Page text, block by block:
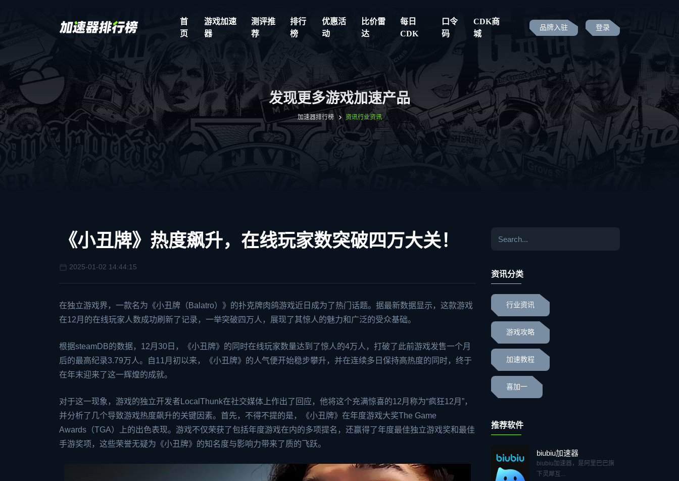
首
页
游戏加速
器
测评推
荐
排行
榜
优惠活
动
比价雷
达
每日
CDK
口令
码
CDK商
城
品牌入驻 登录
发现更多游戏加速产品
加速器排行榜 资讯行业资讯
《小丑牌》热度飙升，在线玩家数突破四万大关！
2025-01-02 14:44:15
在独立游戏界，一款名为《小丑牌（Balatro）》的扑克牌肉鸽游戏近日成为了热门话题。据最新数据显示，这款游戏
在12月的在线玩家人数成功刷新了记录，一举突破四万人，展现了其惊人的魅力和广泛的受众基础。
根据steamDB的数据，12月30日，《小丑牌》的同时在线玩家数量达到了惊人的4万人，打破了此前游戏发售一个月
后的最高纪录3.79万人。自11月初以来，《小丑牌》的人气便开始稳步攀升，并在连续多日保持高热度的同时，终于
在年末迎来了这一辉煌的成就。
对于这一现象，游戏的独立开发者LocalThunk在社交媒体上作出了回应，他将这个充满惊喜的12月称为“疯狂12月”，
并分析了几个导致游戏热度飙升的关键因素。首先，不得不提的是，《小丑牌》在年度游戏大奖The Game
Awards（TGA）上的出色表现。游戏不仅荣获了包括年度游戏在内的多项提名，还赢得了年度最佳独立游戏奖和最佳
手游奖项，这些荣誉无疑为《小丑牌》的知名度与影响力带来了质的飞跃。
资讯分类
行业资讯
游戏攻略
加速教程
喜加一
推荐软件
biubiu加速器
biubiu加速器，是阿里巴巴旗
下灵犀互...